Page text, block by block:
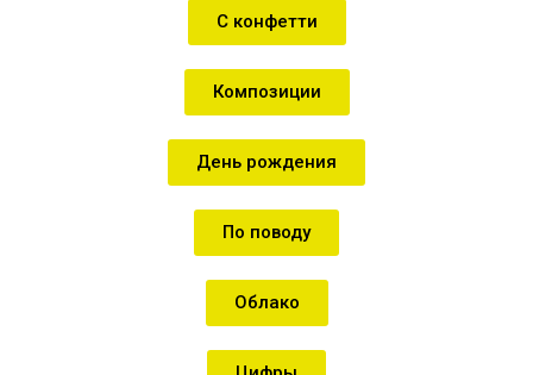
С конфетти
Композиции
День рождения
По поводу
Облако